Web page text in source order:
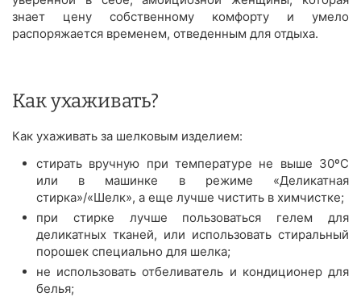
знает цену собственному комфорту и умело
распоряжается временем, отведенным для отдыха.
Как ухаживать?
Как ухаживать за шелковым изделием:
стирать вручную при температуре не выше 30ºС
или в машинке в режиме «Деликатная
стирка»/«Шелк», а еще лучше чистить в химчистке;
при стирке лучше пользоваться гелем для
деликатных тканей, или использовать стиральный
порошек специально для шелка;
не использовать отбеливатель и кондиционер для
белья;